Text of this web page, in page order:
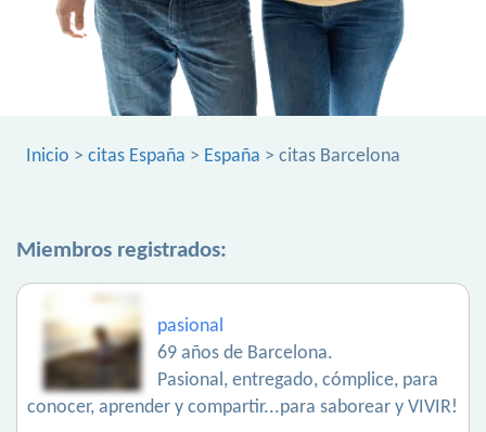
Inicio > citas España > España > citas Barcelona
Miembros registrados:
pasional
69 años de Barcelona.
Pasional, entregado, cómplice, para
conocer, aprender y compartir...para saborear y VIVIR!